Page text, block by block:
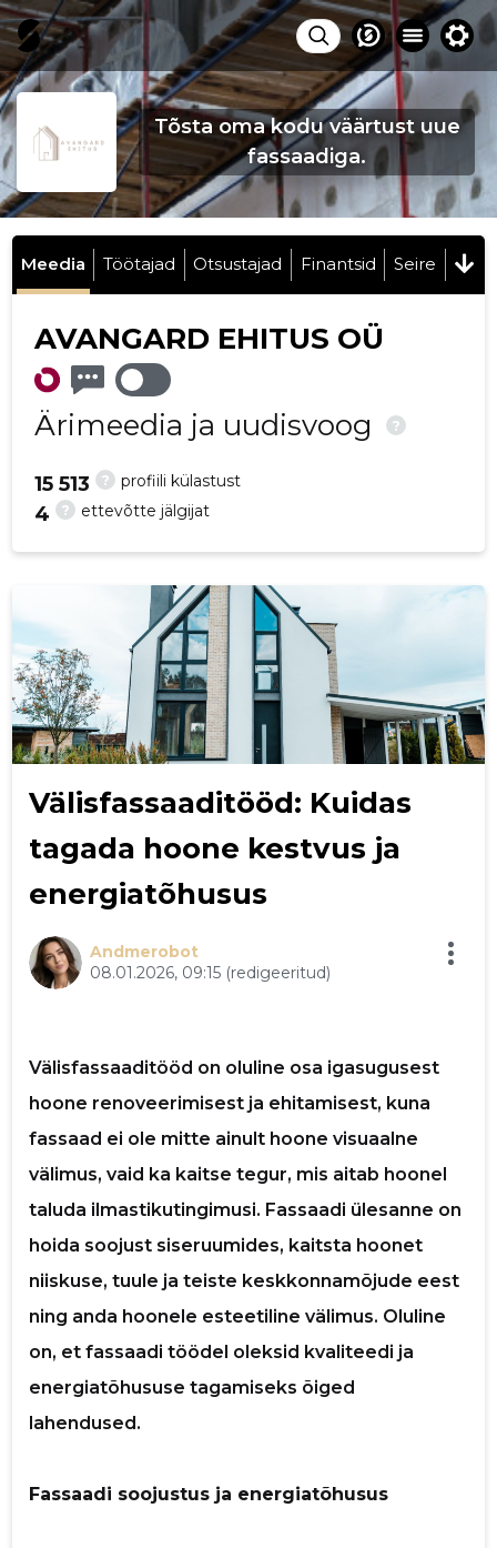
Tõsta oma kodu väärtust uue
fassaadiga.
Meedia Töötajad Otsustajad Finantsid Seire
AVANGARD EHITUS OÜ
Ärimeedia ja uudisvoog ?
? profiili külastust
15 513
? ettevõtte jälgijat
4
Välisfassaaditööd: Kuidas
tagada hoone kestvus ja
energiatõhusus
Andmerobot
08.01.2026, 09:15(redigeeritud)
Välisfassaaditööd on oluline osa igasugusest
hoone renoveerimisest ja ehitamisest, kuna
fassaad ei ole mitte ainult hoone visuaalne
välimus, vaid ka kaitse tegur, mis aitab hoonel
taluda ilmastikutingimusi. Fassaadi ülesanne on
hoida soojust siseruumides, kaitsta hoonet
niiskuse, tuule ja teiste keskkonnamõjude eest
ning anda hoonele esteetiline välimus. Oluline
on, et fassaadi töödel oleksid kvaliteedi ja
energiatõhususe tagamiseks õiged
lahendused.
Fassaadi soojustus ja energiatõhusus
Saaja e-mail
Sinu nimi
Sinu kommentaar